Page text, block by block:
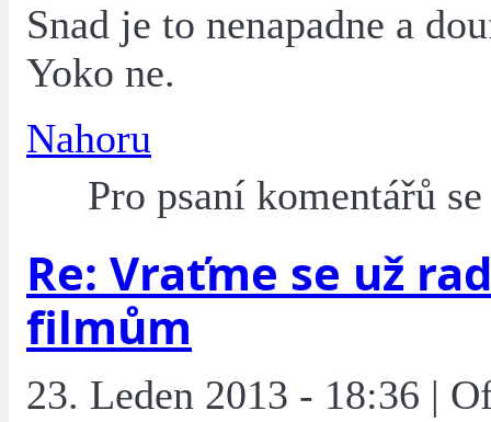
Snad je to nenapadne a
Yoko ne.
Nahoru
Pro psaní komentářů
Re: Vraťme se už
filmům
23. Leden 2013 - 18:36 |